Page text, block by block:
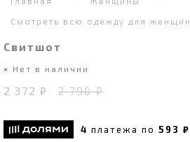
Смотреть всю одежду для женщин
Свитшот
Нет в наличии
2 372 ₽ 2 790 ₽
4 платежа по 593 ₽